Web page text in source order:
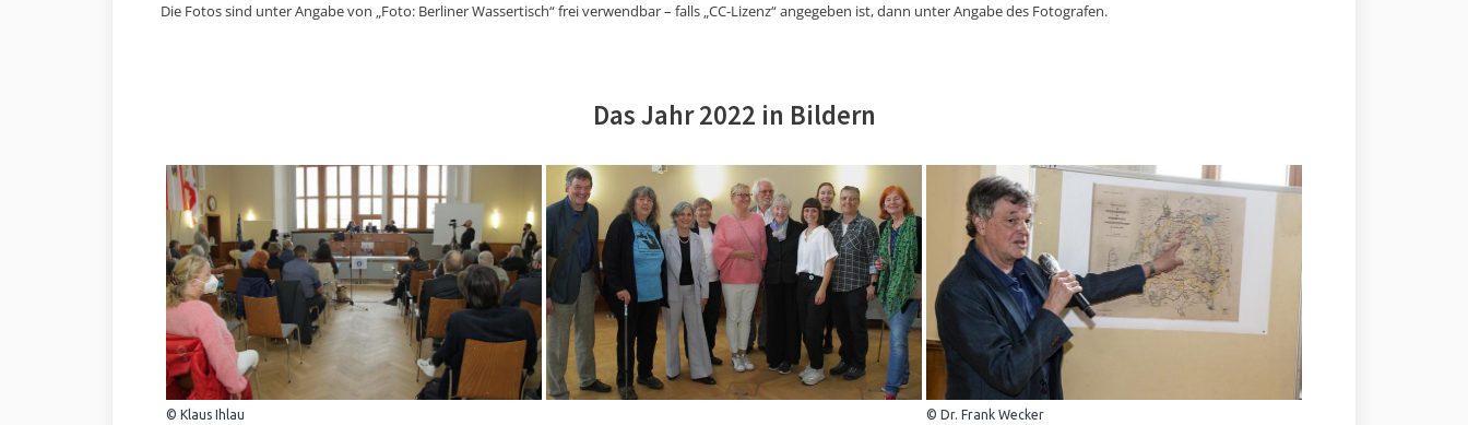
Die Fotos sind unter Angabe von „Foto: Berliner Wassertisch“ frei verwendbar – falls „CC-Lizenz“ angegeben ist, dann unter Angabe des Fotografen.
Das Jahr 2022 in Bildern
© Klaus Ihlau © Dr. Frank Wecker